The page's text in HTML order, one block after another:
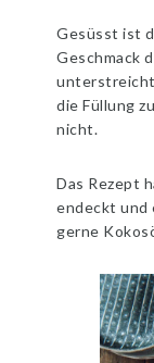
Gesüsst ist
Geschmack
die Füllung
nicht.
Das Rezept
endeckt und
gerne